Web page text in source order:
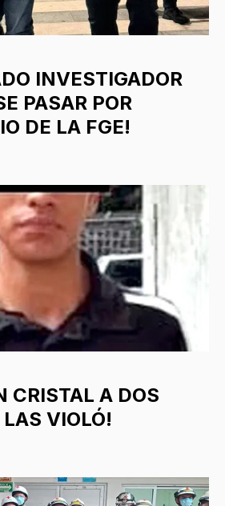
INVESTIGADOR
PASAR POR
DE LA FGE!
CRISTAL A DOS
VIOLÓ!